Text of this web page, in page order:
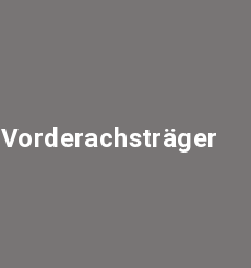
Vorderachsträger